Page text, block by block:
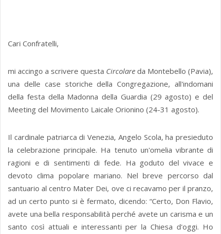
Cari Confratelli,
mi accingo a scrivere questa Circolare da Montebello (Pavia),
una delle case storiche della Congregazione, all'indomani
della festa della Madonna della Guardia (29 agosto) e del
Meeting del Movimento Laicale Orionino (24-31 agosto).
Il cardinale patriarca di Venezia, Angelo Scola, ha presieduto
la celebrazione principale. Ha tenuto un'omelia vibrante di
ragioni e di sentimenti di fede. Ha goduto del vivace e
devoto clima popolare mariano. Nel breve percorso dal
santuario al centro Mater Dei, ove ci recavamo per il pranzo,
ad un certo punto si è fermato, dicendo: “Certo, Don Flavio,
avete una bella responsabilità perché avete un carisma e un
santo così attuali e interessanti per la Chiesa d'oggi. Ho